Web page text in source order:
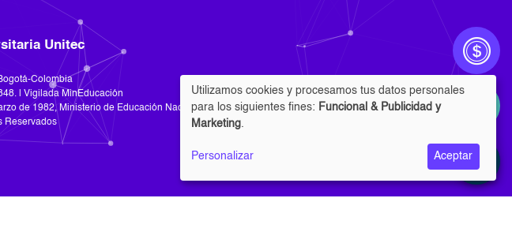
Unitec
Colombia
| Vigilada MinEducación
de 1982, Ministerio de Educación Nacional.
Reservados
Uso
de
personales
y
cookies
Utilizamos cookies y procesamos tus datos personales
para los siguientes fines: Funcional & Publicidad y
Marketing.
Personalizar Aceptar